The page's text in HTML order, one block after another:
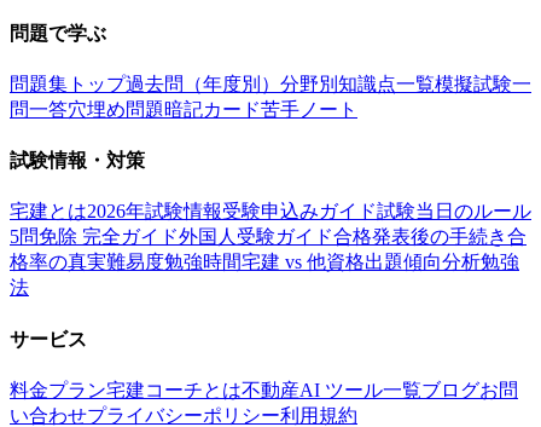
問題で学ぶ
問題集トップ過去問（年度別） 分野別 知識点一覧模擬試験一
問一答穴埋め問題暗記カード苦手ノート
試験情報・対策
宅建とは2026年試験情報受験申込みガイド試験当日のルール
5問免除 完全ガイド外国人受験ガイド合格発表後の手続き合
格率の真実難易度勉強時間宅建 vs 他資格出題傾向分析勉強
法
サービス
料金プラン宅建コーチとは不動産AI ツール一覧ブログお問
い合わせプライバシーポリシー利用規約